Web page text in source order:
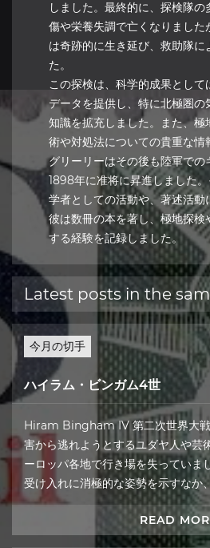
しました。最終的に、探検隊
傷や栄養失調で亡くなりました
は奇跡的に生き延び、救助隊に
た。
この探検は、科学的成果として
データを提供し、特に北極圏の
知識を拡充しました。また、極
術や対処法についての貴重な情
グリーリーはその後も陸軍での
1898年に准将に昇進しました
学者としての活動や、著述活動
彼は数冊の本を著し、極地探検
する経験を記録しました。
Latest posts in the
今月の切手
ハイラム・ビンガム4世
Hiram Bingham IV 第二次世界大戦
害から逃れようとするユダヤ人や芸
ーロッパ各地で行き場を失っていま
受け入れに消極的な姿勢を示すなか
READ